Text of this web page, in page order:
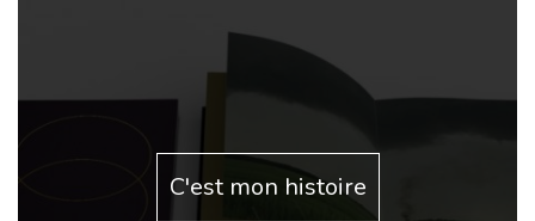
C'est mon histoire